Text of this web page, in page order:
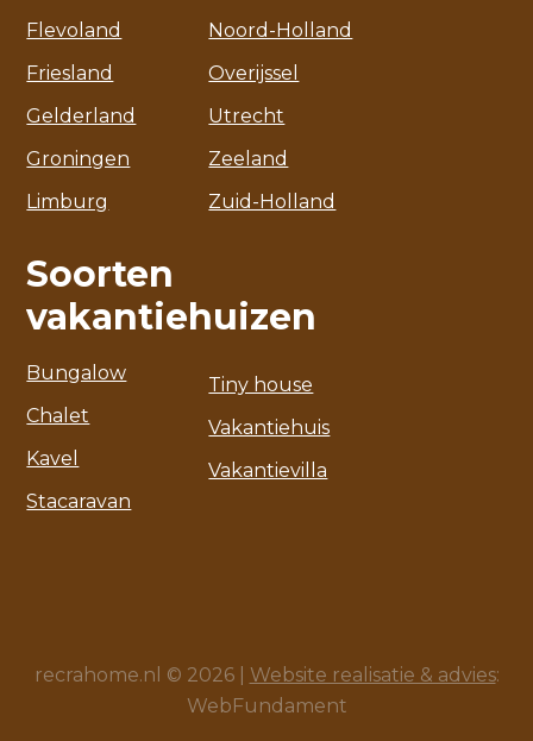
Flevoland
Friesland
Gelderland
Groningen
Limburg
Noord-Holland
Overijssel
Utrecht
Zeeland
Zuid-Holland
Soorten
vakantiehuizen
Bungalow
Chalet
Kavel
Stacaravan
Tiny house
Vakantiehuis
Vakantievilla
recrahome.nl © 2026 | Website realisatie & advies:
WebFundament